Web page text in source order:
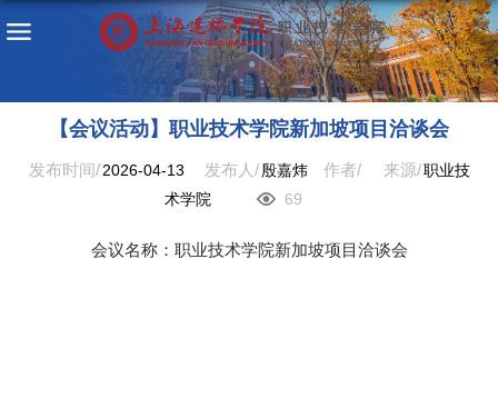
【会议活动】职业技术学院新加坡项目洽谈会
发布时间/ 2026-04-13 发布人/ 殷嘉炜 作者/ 来源/职业技
术学院
69
会议名称：职业技术学院新加坡项目洽谈会